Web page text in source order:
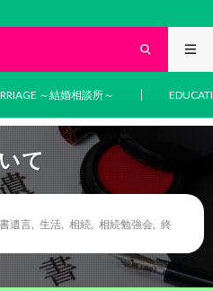
～結婚相談所～
て
遺言 生活 相続 相続勉強会
終